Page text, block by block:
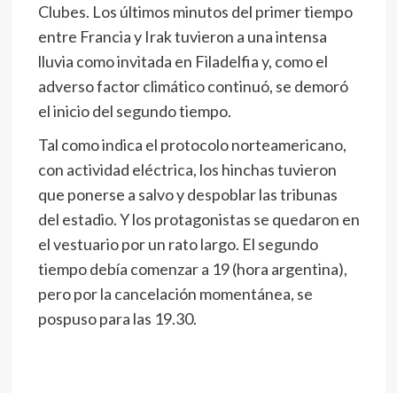
Clubes. Los últimos minutos del primer tiempo
entre Francia y Irak tuvieron a una intensa
lluvia como invitada en Filadelfia y, como el
adverso factor climático continuó, se demoró
el inicio del segundo tiempo.
Tal como indica el protocolo norteamericano,
con actividad eléctrica, los hinchas tuvieron
que ponerse a salvo y despoblar las tribunas
del estadio. Y los protagonistas se quedaron en
el vestuario por un rato largo. El segundo
tiempo debía comenzar a 19 (hora argentina),
pero por la cancelación momentánea, se
pospuso para las 19.30.